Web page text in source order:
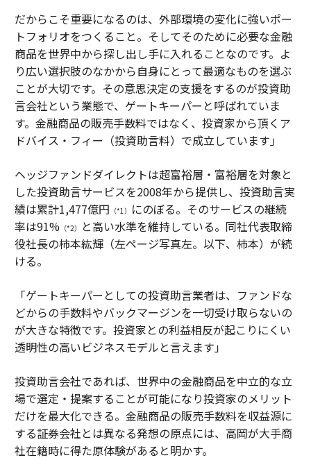
だからこそ重要になるのは、外部環境の変化に強いポー
トフォリオをつくること。そしてそのために必要な金融
商品を世界中から探し出し手に入れることなのです。よ
り広い選択肢のなかから自身にとって最適なものを選ぶ
ことが大切です。その意思決定の支援をするのが投資助
言会社という業態で、ゲートキーパーと呼ばれていま
す。金融商品の販売手数料ではなく、投資家から頂くア
ドバイス・フィー（投資助言料）で成立しています」
ヘッジファンドダイレクトは超富裕層・富裕層を対象と
した投資助言サービスを2008年から提供し、投資助言実
績は累計1,477億円 （*1） にのぼる。そのサービスの継続
率は91% （*2）
と高い水準を維持している。同社代表取締
役社長の柿本紘輝（左ページ写真左。以下、柿本）が続
ける。
「ゲートキーパーとしての投資助言業者は、ファンドな
どからの手数料やバックマージンを一切受け取らないの
が大きな特徴です。投資家との利益相反が起こりにくい
透明性の高いビジネスモデルと言えます」
投資助言会社であれば、世界中の金融商品を中立的な立
場で選定・提案することが可能になり投資家のメリット
だけを最大化できる。金融商品の販売手数料を収益源に
する証券会社とは異なる発想の原点には、高岡が大手商
社在籍時に得た原体験があると明かす。